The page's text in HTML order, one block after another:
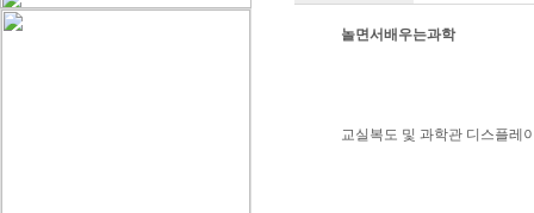
놀면서배우는과학
교실복도 및 과학관 디스플레